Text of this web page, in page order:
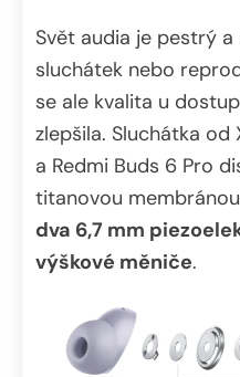
Svět audia je pestrý
sluchátek nebo
se ale kvalita u
zlepšila. Sluchátka od
a Redmi Buds 6 Pro
titanovou
dva 6,7 mm
výškové měniče.